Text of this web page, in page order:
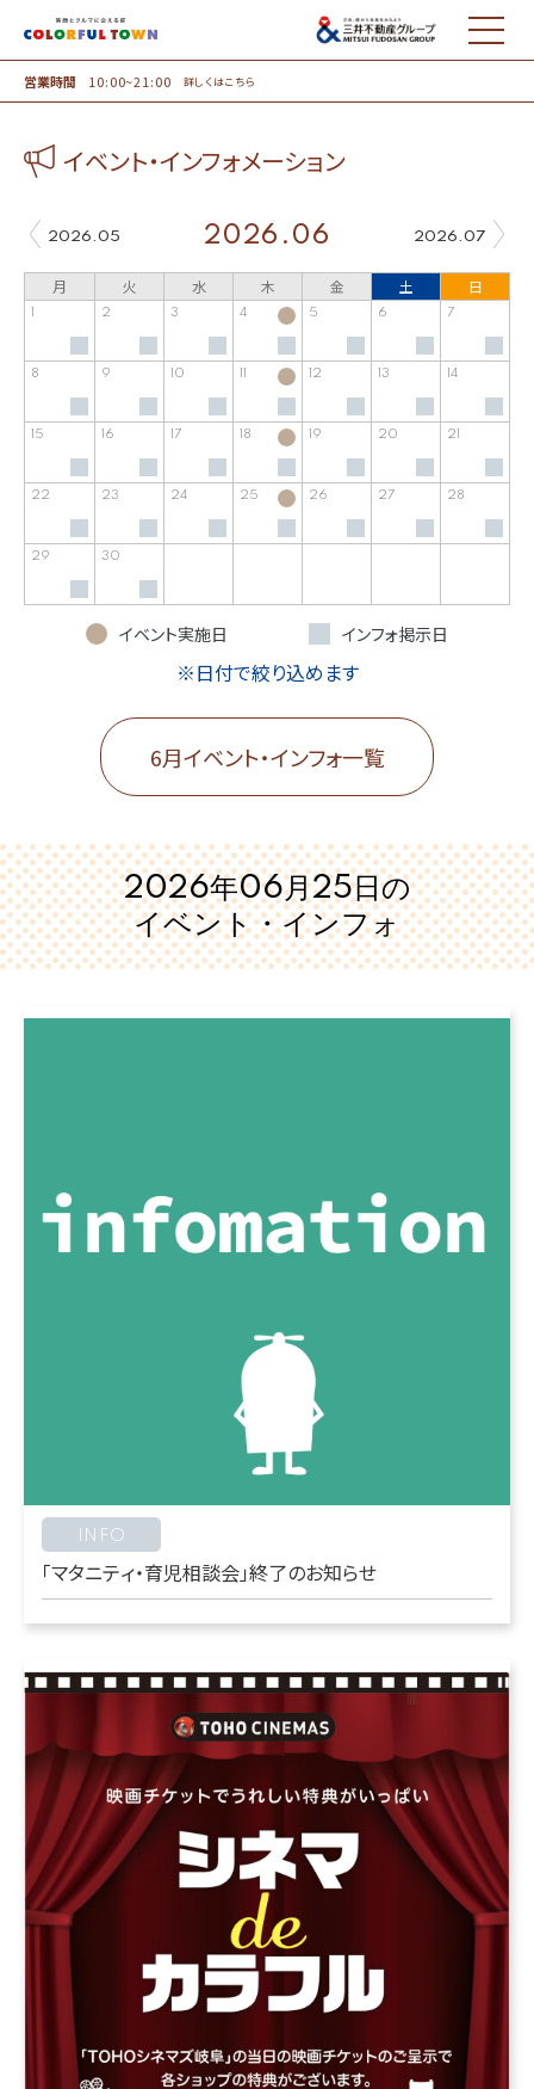
MENU
営業時間 10:00~21:00 詳しくはこちら
イベント・インフォメーション
2026.05 2026.07
2026.06
月 火 水 木 金 土 日
1 2 3 4 5 6 7
8 9 10 11 12 13 14
15 16 17 18 19 20 21
22 23 24 25 26 27 28
29 30
イベント実施日 インフォ掲示日
※日付で絞り込めます
6月イベント・インフォ一覧
2026年06月25日の
イベント・インフォ
INFO
「マタニティ・育児相談会」終了のお知らせ